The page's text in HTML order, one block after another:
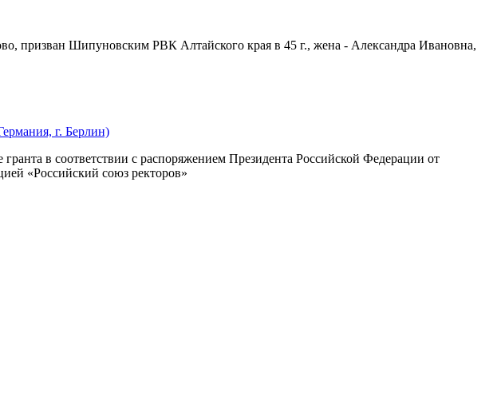
призван Шипуновским РВК Алтайского края в 45 г., жена - Александра Ивановна,
г. Берлин)
в соответствии с распоряжением Президента Российской Федерации от
«Российский союз ректоров»